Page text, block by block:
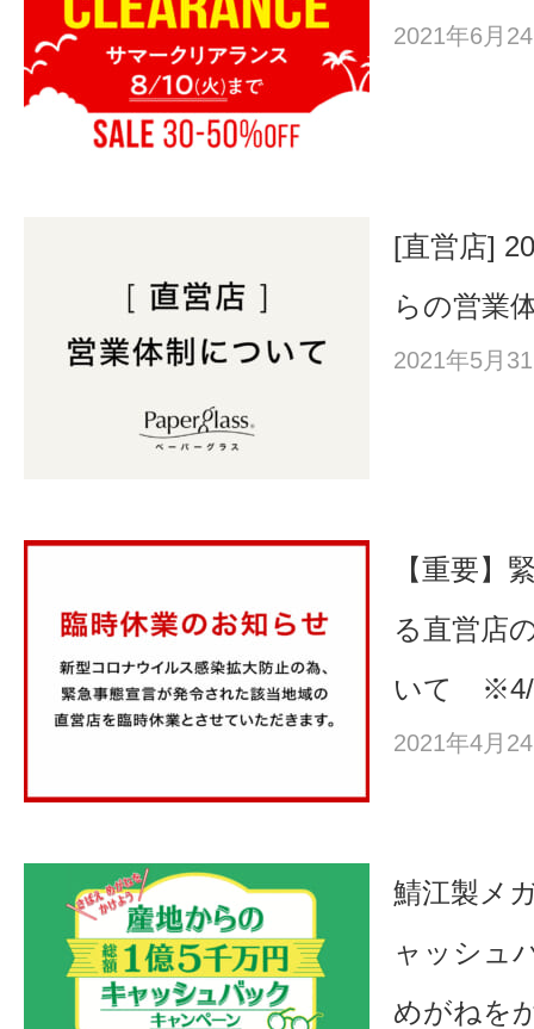
2021年6月
[直営店]
らの営業
2021年5月
【重要】
る直営店
いて ※4/
2021年4月
鯖江製メ
ャッシュ
めがねを